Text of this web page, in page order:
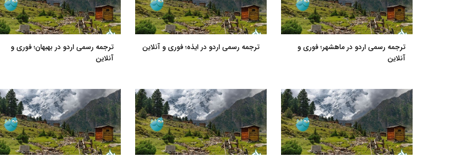
ترجمه رسمی اردو در ماهشهر؛ فوری و
آنلاین
ترجمه رسمی اردو در ایذه؛ فوری و آنلاین
ترجمه رسمی اردو در بهبهان؛ فوری و
آنلاین